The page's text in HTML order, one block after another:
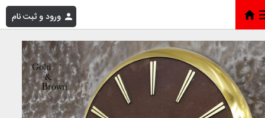
ورود و ثبت نام خانه»